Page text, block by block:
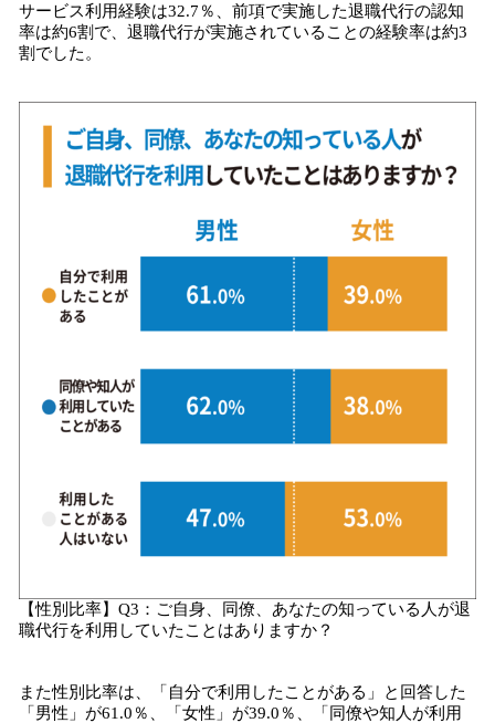
サービス利用経験は32.7％、前項で実施した退職代行の認知
率は約6割で、退職代行が実施されていることの経験率は約3
割でした。
【性別比率】Q3：ご自身、同僚、あなたの知っている人が退
職代行を利用していたことはありますか？
また性別比率は、「自分で利用したことがある」と回答した
「男性」が61.0％、「女性」が39.0％、「同僚や知人が利用